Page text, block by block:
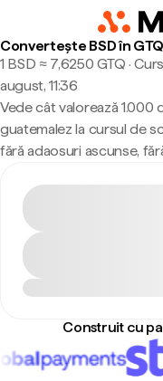
Convertește BSD în GTQ
1 BSD ≈ 7,6250 GTQ ·
august, 11:36
Vede cât valorează 1.000
guatemalez la cursul de
fără adaosuri ascunse,
Construit cu